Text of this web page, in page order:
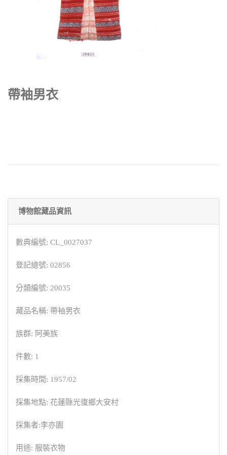
帶袖男衣
博物館藏品資訊
數典編號: CL_0027037
登記總號: 02856
分類編號: 20035
藏品名稱: 帶袖男衣
族群: 阿美族
件數: 1
採集時間: 1957/02
採集地點: 花蓮縣光復鄉大安村
採集者:李亦園
用途: 服裝衣物